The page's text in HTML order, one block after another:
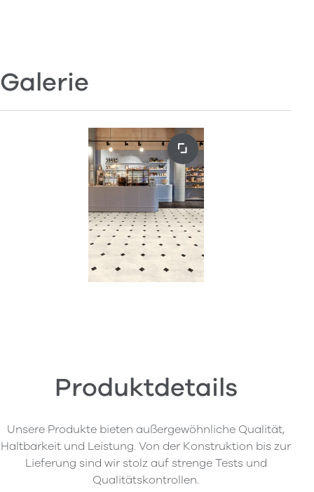
Galerie
Produktdetails
Unsere Produkte bieten außergewöhnliche Qualität,
Haltbarkeit und Leistung. Von der Konstruktion bis zur
Lieferung sind wir stolz auf strenge Tests und
Qualitätskontrollen.